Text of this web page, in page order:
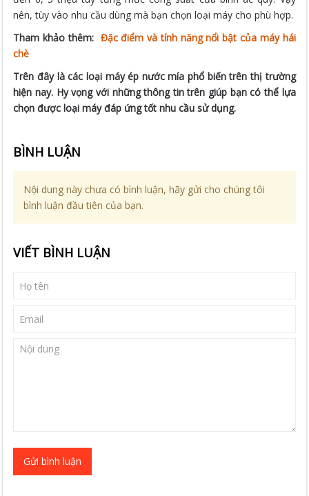
nên, tùy vào nhu cầu dùng mà bạn chọn loại máy cho phù hợp.
Tham khảo thêm: Đặc điểm và tính năng nổi bật của máy hái
chè
Trên đây là các loại máy ép nước mía phổ biến trên thị trường
hiện nay. Hy vọng với những thông tin trên giúp bạn có thể lựa
chọn được loại máy đáp ứng tốt nhu cầu sử dụng.
BÌNH LUẬN
Nội dung này chưa có bình luận, hãy gửi cho chúng tôi
bình luận đầu tiên của bạn.
VIẾT BÌNH LUẬN
Gửi bình luận